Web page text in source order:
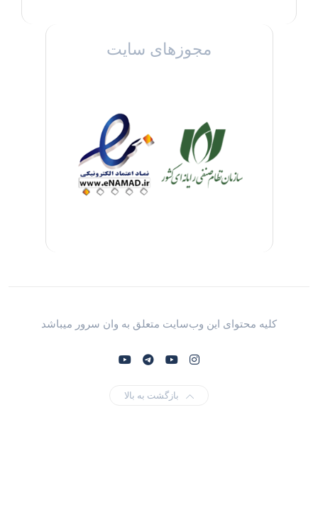
مجوزهای سایت
کلیه محتوای این وب‌سایت متعلق به وان سرور میباشد
بازگشت به بالا